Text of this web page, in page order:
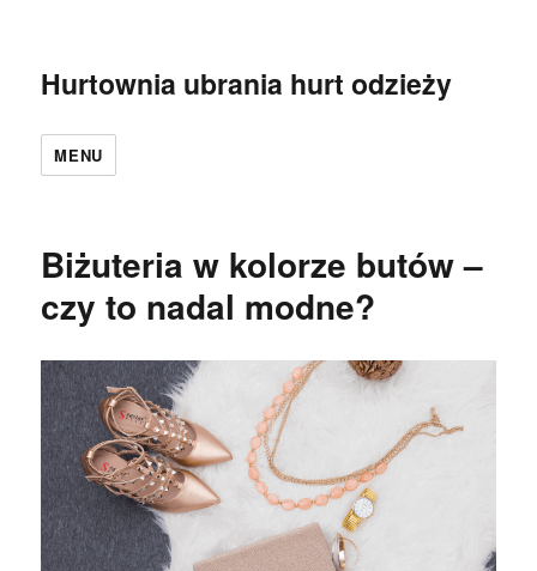
Hurtownia ubrania hurt odzieży
MENU
Biżuteria w kolorze butów –
czy to nadal modne?